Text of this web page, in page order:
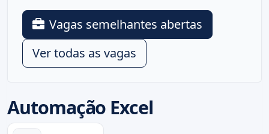
Automação Excel
Vagas semelhantes abertas
Ver todas as vagas